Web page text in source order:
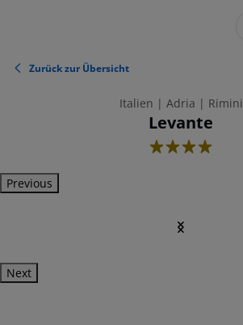
Zurück zur Übersicht
Italien | Adria | Rimini
Levante
4
Previous
Next